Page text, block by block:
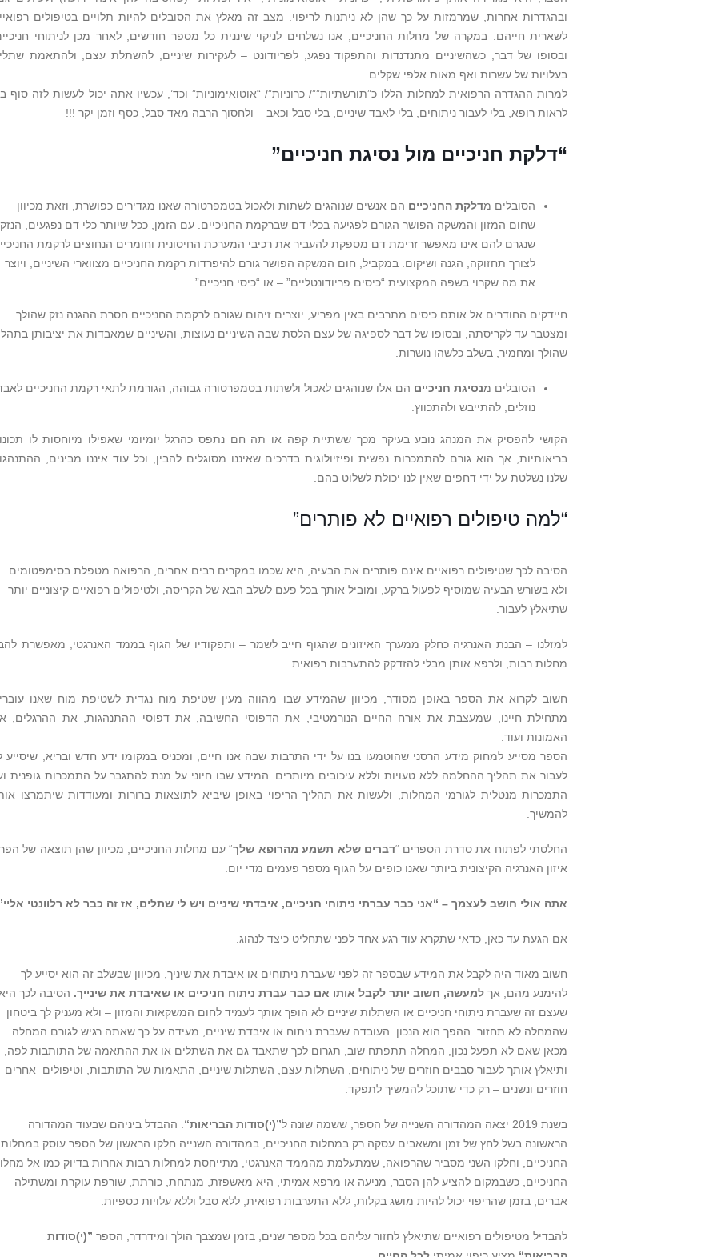
ובהגדרות אחרות, שמרמזות על כך שהן לא ניתנות לריפוי. מצב זה מאלץ את הסובלים להיות תלויים בטיפולים
לשארית חייהם. במקרה של מחלות החניכיים, אנו נשלחים לניקוי שיננית כל מספר חודשים, לאחר מכן לניתוחי
ובסופו של דבר, כשהשיניים מתנדנדות והתפקוד נפגע, לפריודונט – לעקירות שיניים, להשתלת עצם, ולהתאמת
בעלויות של עשרות ואף מאות אלפי שקלים.
למרות ההגדרה הרפואית למחלות הללו כ”תורשתיות””/ כרוניות”/ “אוטואימוניות” וכד’, עכשיו אתה יכול לעשות לזה סוף
לראות רופא, בלי לעבור ניתוחים, בלי לאבד שיניים, בלי סבל וכאב – ולחסוך הרבה מאד סבל, כסף וזמן יקר !!!
“דלקת חניכיים מול נסיגת חניכיים”
הסובלים מדלקת החניכיים הם אנשים שנוהגים לשתות ולאכול בטמפרטורה שאנו מגדירים כפושרת, וזאת מכיוון
שחום המזון והמשקה הפושר הגורם לפגיעה בכלי דם שברקמת החניכיים. עם הזמן, ככל שיותר כלי דם נפגעים, הנזק
שנגרם להם אינו מאפשר זרימת דם מספקת להעביר את רכיבי המערכת החיסונית וחומרים הנחוצים לרקמת
לצורך תחזוקה, הגנה ושיקום. במקביל, חום המשקה הפושר גורם להיפרדות רקמת החניכיים מצווארי השיניים, ויוצר
את מה שקרוי בשפה המקצועית “כיסים פריודונטליים” – או “כיסי חניכיים”.
חיידקים החודרים אל אותם כיסים מתרבים באין מפריע, יוצרים זיהום שגורם לרקמת החניכיים חסרת ההגנה נזק שהולך
ומצטבר עד לקריסתה, ובסופו של דבר לספיגה של עצם הלסת שבה השיניים נעוצות, והשיניים שמאבדות את יציבותן
שהולך ומחמיר, בשלב כלשהו נושרות.
הסובלים מנסיגת חניכיים הם אלו שנוהגים לאכול ולשתות בטמפרטורה גבוהה, הגורמת לתאי רקמת החניכיים
נוזלים, להתייבש ולהתכווץ.
הקושי להפסיק את המנהג נובע בעיקר מכך ששתיית קפה או תה חם נתפס כהרגל יומיומי שאפילו מיוחסות לו
בריאותיות, אך הוא גורם להתמכרות נפשית ופיזיולוגית בדרכים שאיננו מסוגלים להבין, וכל עוד איננו מבינים,
שלנו נשלטת על ידי דחפים שאין לנו יכולת לשלוט בהם.
“למה טיפולים רפואיים לא פותרים”
הסיבה לכך שטיפולים רפואיים אינם פותרים את הבעיה, היא שכמו במקרים רבים אחרים, הרפואה מטפלת בסימפטומים
ולא בשורש הבעיה שמוסיף לפעול ברקע, ומוביל אותך בכל פעם לשלב הבא של הקריסה, ולטיפולים רפואיים קיצוניים יותר
שתיאלץ לעבור.
למזלנו – הבנת האנרגיה כחלק ממערך האיזונים שהגוף חייב לשמר – ותפקודיו של הגוף בממד האנרגטי, מאפשרת
מחלות רבות, ולרפא אותן מבלי להזדקק להתערבות רפואית.
חשוב לקרוא את הספר באופן מסודר, מכיוון שהמידע שבו מהווה מעין שטיפת מוח נגדית לשטיפת מוח שאנו
מתחילת חיינו, שמעצבת את אורח החיים הנורמטיבי, את הדפוסי החשיבה, את דפוסי ההתנהגות, את ההרגלים,
האמונות ועוד.
הספר מסייע למחוק מידע הרסני שהוטמעו בנו על ידי התרבות שבה אנו חיים, ומכניס במקומו ידע חדש ובריא, שיסייע
לעבור את תהליך ההחלמה ללא טעויות וללא עיכובים מיותרים. המידע שבו חיוני על מנת להתגבר על התמכרות גופנית
התמכרות מנטלית לגורמי המחלות, ולעשות את תהליך הריפוי באופן שיביא לתוצאות ברורות ומעודדות שיתמרצו
להמשיך.
החלטתי לפתוח את סדרת הספרים “דברים שלא תשמע מהרופא שלך“ עם מחלות החניכיים, מכיוון שהן תוצאה של
איזון האנרגיה הקיצונית ביותר שאנו כופים על הגוף מספר פעמים מדי יום.
אתה אולי חושב לעצמך – “אני כבר עברתי ניתוחי חניכיים, איבדתי שיניים ויש לי שתלים, אז זה כבר לא רלוונטי
אם הגעת עד כאן, כדאי שתקרא עוד רגע אחד לפני שתחליט כיצד לנהוג.
חשוב מאוד היה לקבל את המידע שבספר זה לפני שעברת ניתוחים או איבדת את שיניך, מכיוון שבשלב זה הוא יסייע לך
להימנע מהם, אך למעשה, חשוב יותר לקבל אותו אם כבר עברת ניתוח חניכיים או שאיבדת את שינייך. הסיבה לכך
שעצם זה שעברת ניתוחי חניכיים או השתלות שיניים לא הופך אותך לעמיד לחום המשקאות והמזון – ולא מעניק לך ביטחון
שהמחלה לא תחזור. ההפך הוא הנכון. העובדה שעברת ניתוח או איבדת שיניים, מעידה על כך שאתה רגיש לגורם המחלה.
מכאן שאם לא תפעל נכון, המחלה תתפתח שוב, תגרום לכך שתאבד גם את השתלים או את ההתאמה של התותבות לפה,
ותיאלץ אותך לעבור סבבים חוזרים של ניתוחים, השתלות עצם, השתלות שיניים, התאמות של התותבות, וטיפולים אחרים
חוזרים ונשנים – רק כדי שתוכל להמשיך לתפקד.
בשנת 2019 יצאה המהדורה השנייה של הספר, ששמה שונה ל ”(י)סודות הבריאות“ . ההבדל ביניהם שבעוד המהדורה
הראשונה בשל לחץ של זמן ומשאבים עסקה רק במחלות החניכיים, במהדורה השנייה חלקו הראשון של הספר עוסק במחלות
החניכיים, וחלקו השני מסביר שהרפואה, שמתעלמת מהממד האנרגטי, מתייחסת למחלות רבות אחרות בדיוק כמו אל
החניכיים, כשבמקום להציע להן הסבר, מניעה או מרפא אמיתי, היא מאשפזת, מנתחת, כורתת, שורפת עוקרת ומשתילה
אברים, בזמן שהריפוי יכול להיות מושג בקלות, ללא התערבות רפואית, ללא סבל וללא עלויות כספיות.
להבדיל מטיפולים רפואיים שתיאלץ לחזור עליהם בכל מספר שנים, בזמן שמצבך הולך ומידרדר, הספר ”(י)סודות